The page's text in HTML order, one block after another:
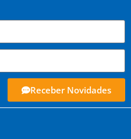
Receber Novidades